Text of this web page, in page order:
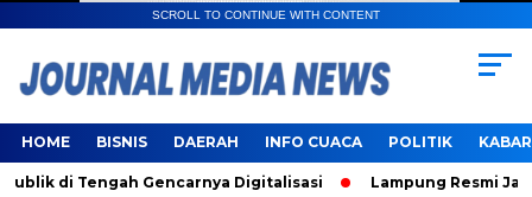
SCROLL TO CONTINUE WITH CONTENT
HOME BISNIS DAERAH INFO CUACA POLITIK
di Tengah Gencarnya Digitalisasi Lampung Resmi Jadi